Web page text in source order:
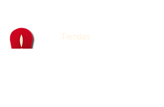
Tiendas